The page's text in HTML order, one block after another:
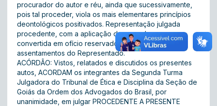
procurador do autor e réu, ainda que sucessivamente,
pois tal proceder, viola os mais elementares princípios
deontológicos positivados. Representação julgada
procedente, com a aplicação da pena de censura,
convertida em ofício reservado, sem registros nos
assentamentos do Representado.
ACÓRDÃO: Vistos, relatados e discutidos os presentes
autos, ACORDAM os integrantes da Segunda Turma
Julgadora do Tribunal de Ética e Disciplina da Seção de
Goiás da Ordem dos Advogados do Brasil, por
unanimidade, em julgar PROCEDENTE A PRESENTE